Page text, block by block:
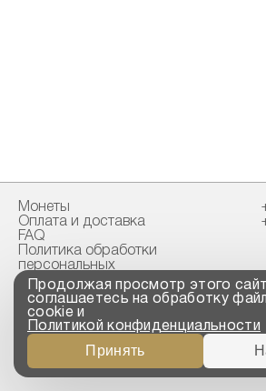
Монеты
Оплата и доставка
FAQ
Политика обработки
персональных
данных
Свидетельство
пробирной палаты
Copyright © 2023-2026
“ООО ТРОЙСКИЙ
СТАНДАРТ”
Продолжая просмотр этого
соглашаетесь на обработку
cookie и
Политикой конфиденциальности
Принять